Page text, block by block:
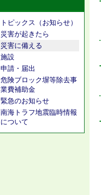
トピックス（お知らせ）
災害が起きたら
災害に備える
施設
申請・届出
危険ブロック塀等除去事
業費補助金
緊急のお知らせ
南海トラフ地震臨時情報
について